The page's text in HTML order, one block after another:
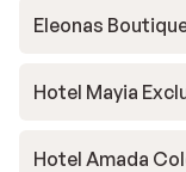
Eleonas
Hotel Mayia
Hotel Amada